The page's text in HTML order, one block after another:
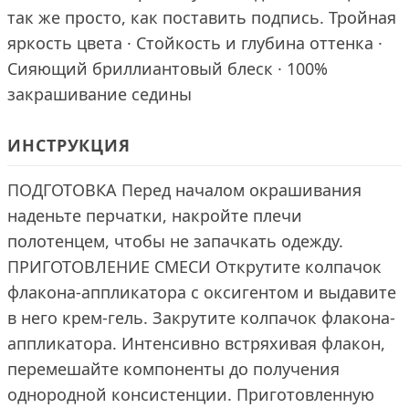
так же просто, как поставить подпись. Тройная
яркость цвета · Стойкость и глубина оттенка ·
Сияющий бриллиантовый блеск · 100%
закрашивание седины
ИНСТРУКЦИЯ
ПОДГОТОВКА Перед началом окрашивания
наденьте перчатки, накройте плечи
полотенцем, чтобы не запачкать одежду.
ПРИГОТОВЛЕНИЕ СМЕСИ Открутите колпачок
флакона-аппликатора с оксигентом и выдавите
в него крем-гель. Закрутите колпачок флакона-
аппликатора. Интенсивно встряхивая флакон,
перемешайте компоненты до получения
однородной консистенции. Приготовленную